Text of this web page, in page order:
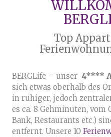
Top
BERGLife – unser 4****
sich etwas oberhalb des
in ruhiger, jedoch
es ca. 8 Gehminuten,
Bank, Restaurants etc.)
entfernt. Unsere 10